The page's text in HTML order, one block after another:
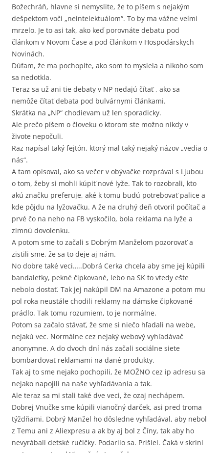
Božechráň, hlavne si nemyslite, že to píšem s nejakým
dešpektom voči „neintelektuálom“. To by ma vážne veľmi
mrzelo. Je to asi tak, ako keď porovnáte debatu pod
článkom v Novom Čase a pod článkom v Hospodárskych
Novinách.
Dúfam, že ma pochopíte, ako som to myslela a nikoho som
sa nedotkla.
Teraz sa už ani tie debaty v NP nedajú čítať , ako sa
nemôže čítať debata pod bulvárnymi článkami.
Skrátka na „NP“ chodievam už len sporadicky.
Ale prečo píšem o človeku o ktorom ste možno nikdy v
živote nepočuli.
Raz napísal taký fejtón, ktorý mal taký nejaký názov „vedia o
nás“.
A tam opisoval, ako sa večer v obývačke rozprával s Ljubou
o tom, žeby si mohli kúpiť nové lyže. Tak to rozobrali, kto
akú značku preferuje, aké k tomu budú potrebovať palice a
kde pôjdu na lyžovačku. A že na druhý deň otvoril počítač a
prvé čo na neho na FB vyskočilo, bola reklama na lyže a
zimnú dovolenku.
A potom sme to začali s Dobrým Manželom pozorovať a
zistili sme, že sa to deje aj nám.
No dobre také veci…..Dobrá Cerka chcela aby sme jej kúpili
bandaletky, pekné čipkované, lebo na SK to vtedy ešte
nebolo dostať. Tak jej nakúpil DM na Amazone a potom mu
pol roka neustále chodili reklamy na dámske čipkované
prádlo. Tak tomu rozumiem, to je normálne.
Potom sa začalo stávať, že sme si niečo hľadali na webe,
nejakú vec. Normálne cez nejaký webový vyhľadávač
anonymne. A do dvoch dní nás začali sociálne siete
bombardovať reklamami na dané produkty.
Tak aj to sme nejako pochopili, že MOŽNO cez ip adresu sa
nejako napojili na naše vyhľadávania a tak.
Ale teraz sa mi stali také dve veci, že ozaj nechápem.
Dobrej Vnučke sme kúpili vianočný darček, asi pred troma
týždňami. Dobrý Manžel ho dôsledne vyhľadával, aby nebol
z Temu ani z Aliexpresu a ak by aj bol z Číny, tak aby ho
nevyrábali detské ručičky. Podarilo sa. Prišiel. Čaká v skrini